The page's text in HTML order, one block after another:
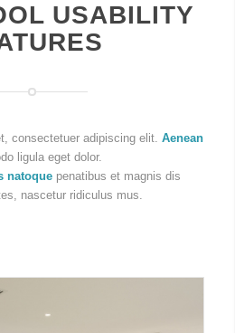
USABILITY
consectetuer adipiscing elit. Aenean
ligula eget dolor.
natoque penatibus et magnis dis
nascetur ridiculus mus.